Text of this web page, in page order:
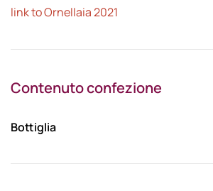
link to Ornellaia 2021
Contenuto confezione
Bottiglia